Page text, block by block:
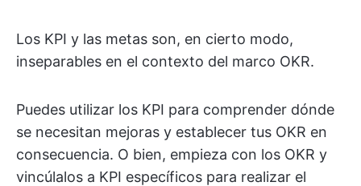
Los KPI y las metas son, en cierto modo,
inseparables en el contexto del marco OKR.
Puedes utilizar los KPI para comprender dónde
se necesitan mejoras y establecer tus OKR en
consecuencia. O bien, empieza con los OKR y
vincúlalos a KPI específicos para realizar el